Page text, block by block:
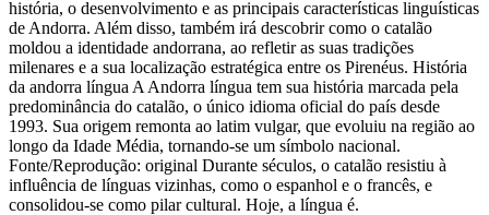
história, o desenvolvimento e as principais características linguísticas
de Andorra. Além disso, também irá descobrir como o catalão
moldou a identidade andorrana, ao refletir as suas tradições
milenares e a sua localização estratégica entre os Pirenéus. História
da andorra língua A Andorra língua tem sua história marcada pela
predominância do catalão, o único idioma oficial do país desde
1993. Sua origem remonta ao latim vulgar, que evoluiu na região ao
longo da Idade Média, tornando-se um símbolo nacional.
Fonte/Reprodução: original Durante séculos, o catalão resistiu à
influência de línguas vizinhas, como o espanhol e o francês, e
consolidou-se como pilar cultural. Hoje, a língua é.